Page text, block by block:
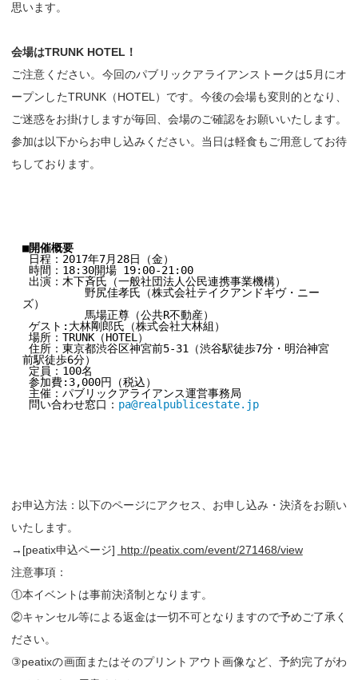
思います。
会場はTRUNK HOTEL！
ご注意ください。今回のパブリックアライアンストークは5月にオ
ープンしたTRUNK（HOTEL）です。今後の会場も変則的となり、
ご迷惑をお掛けしますが毎回、会場のご確認をお願いいたします。
参加は以下からお申し込みください。当日は軽食もご用意してお待
ちしております。
■開催概要
ズ）
前駅徒歩6分）
問い合わせ窓口： pa@realpublicestate.jp
お申込方法：以下のページにアクセス、お申し込み・決済をお願い
いたします。
→[peatix申込ページ] http://peatix.com/event/271468/view
注意事項：
①本イベントは事前決済制となります。
②キャンセル等による返金は一切不可となりますので予めご了承く
ださい。
③peatixの画面またはそのプリントアウト画像など、予約完了がわ